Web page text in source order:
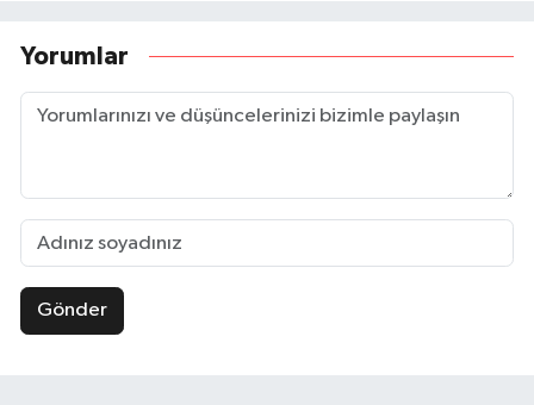
Yorumlar
Gönder